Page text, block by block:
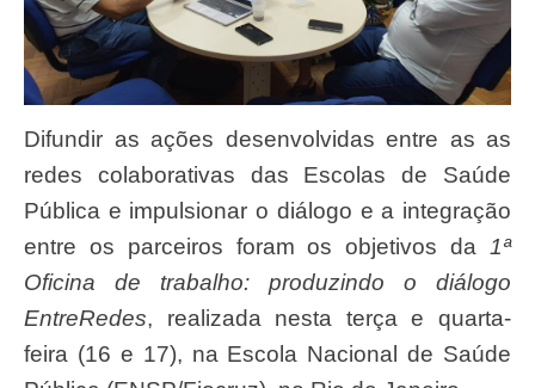
Difundir as ações desenvolvidas entre as as
redes colaborativas das Escolas de Saúde
Pública e impulsionar o diálogo e a integração
entre os parceiros foram os objetivos da 1ª
Oficina de trabalho: produzindo o diálogo
EntreRedes, realizada nesta terça e quarta-
feira (16 e 17), na Escola Nacional de Saúde